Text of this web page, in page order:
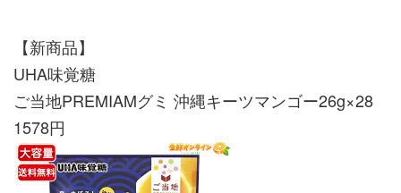
【新商品】
UHA味覚糖
ご当地PREMIAMグミ 沖縄キーツマンゴー26g×28
1578円